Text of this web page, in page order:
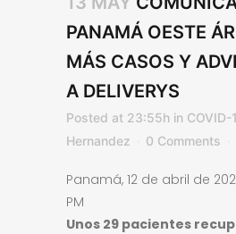
PANAMÁ OESTE
MÁS CASOS Y
A DELIVERYS
Posted at 23:55h in COVID-
Hernandez
0 Comments
Panamá, 12 de abril de
PM
Unos 29 pacientes